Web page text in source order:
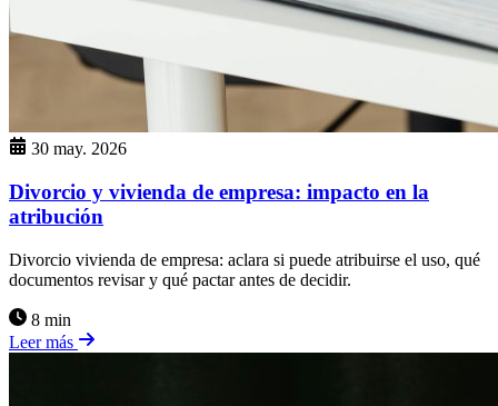
30 may. 2026
Divorcio y vivienda de empresa: impacto en la
atribución
Divorcio vivienda de empresa: aclara si puede atribuirse el uso, qué
documentos revisar y qué pactar antes de decidir.
8 min
Leer más